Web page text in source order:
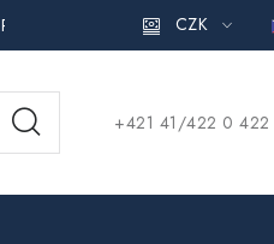
Pravidla ochrany osobních údajů
CZK
+421 41/422 0 422